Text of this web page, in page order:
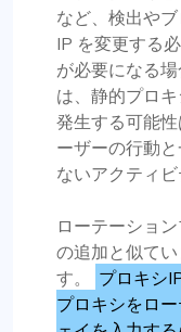
など、検出や
IP を変更する
が必要になる
は、静的プロ
発生する可能
ーザーの行動
ないアクティビ
ローテーショ
の追加と似て
す。
プロキシ
プロキシをロ